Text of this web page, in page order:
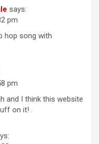
says:
pm
hop song with
pm
and I think this website
on it! .